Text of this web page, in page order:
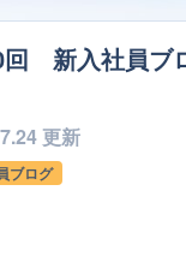
回 新入社員ブ
更新
ブログ